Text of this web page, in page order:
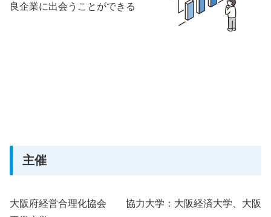
良企業に出会うことができる
主催
大阪府経営合理化協会 協力大学：大阪経済大学、大阪